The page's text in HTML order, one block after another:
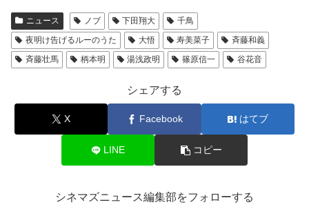
ニュース ノブ 下田翔大
千鳥
夜明け告げるルーのうた
大悟 寿美菜子
斉藤和義
斉藤壮馬
柄本明 湯浅政明 篠原信一 谷花音
シェアする
X Facebook はてブ
LINE コピー
シネマズニュース編集部をフォローする